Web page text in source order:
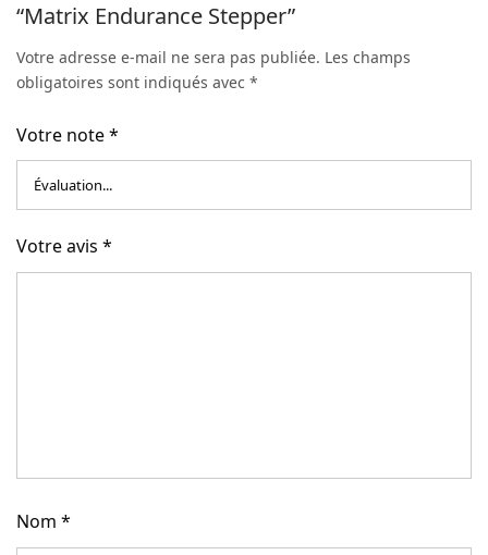
“Matrix Endurance Stepper”
Votre adresse e-mail ne sera pas publiée. Les champs
obligatoires sont indiqués avec*
Votre note*
Votre avis*
Nom*